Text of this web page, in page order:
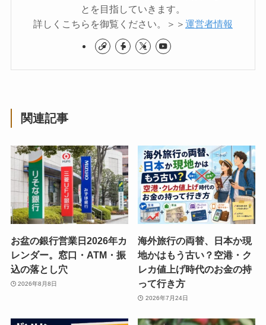
とを目指していきます。
詳しくこちらを御覧ください。＞＞ 運営者情報
関連記事
お盆の銀行営業日2026年カ
レンダー。窓口・ATM・振
込の落とし穴
2026年8月8日
海外旅行の両替、日本か現
地かはもう古い？空港・ク
レカ値上げ時代のお金の持
って行き方
2026年7月24日